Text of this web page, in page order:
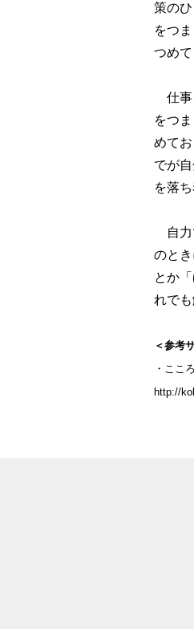
策の
をつ
つめて
仕事
をつ
めて
でが
を落
自力
のと
とか
れで
＜参考
・ここ
http://